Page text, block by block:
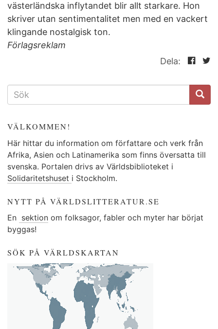
västerländska inflytandet blir allt starkare. Hon
skriver utan sentimentalitet men med en vackert
klingande nostalgisk ton.
Förlagsreklam
Dela:
SÖKFORMULÄR
VÄLKOMMEN!
Här hittar du information om författare och verk från
Afrika, Asien och Latinamerika som finns översatta till
svenska. Portalen drivs av Världsbiblioteket i
Solidaritetshuset i Stockholm.
NYTT PÅ VÄRLDSLITTERATUR.SE
En sektion om folksagor, fabler och myter har börjat
byggas!
SÖK PÅ VÄRLDSKARTAN